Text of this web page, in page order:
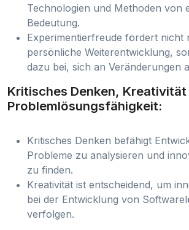
Technologien und Methoden von
Bedeutung.
Experimentierfreude fördert nicht
persönliche Weiterentwicklung,
dazu bei, sich an Veränderungen
Kritisches Denken, Kreativität
Problemlösungsfähigkeit:
Kritisches Denken befähigt
Probleme zu analysieren und
zu finden.
Kreativität ist entscheidend, um
bei der Entwicklung von
verfolgen.